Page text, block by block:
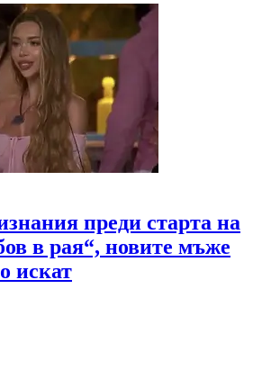
преди старта на
в рая“, новите мъже
искат